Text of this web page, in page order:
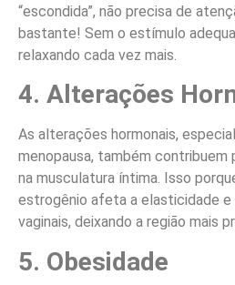
“escondida”, não precisa de
bastante! Sem o estímulo
relaxando cada vez mais.
4. Alterações
As alterações hormonais,
menopausa, também contribuem
na musculatura íntima. Isso
estrogênio afeta a elasticidade e
vaginais, deixando a região mais
5. Obesidade